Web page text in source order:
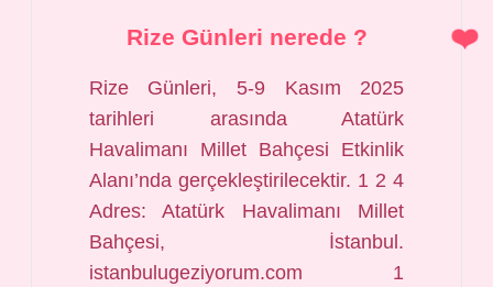
Rize Günleri nerede ?
Rize Günleri, 5-9 Kasım 2025
tarihleri arasında Atatürk
Havalimanı Millet Bahçesi Etkinlik
Alanı’nda gerçekleştirilecektir. 1 2 4
Adres: Atatürk Havalimanı Millet
Bahçesi, İstanbul.
istanbulugeziyorum.com 1